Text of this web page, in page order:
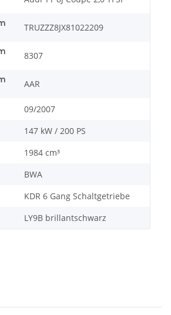
TRUZZZ8JX81022209
8307
AAR
09/2007
147 kW / 200 PS
1984 cm³
BWA
KDR 6 Gang Schaltgetriebe
LY9B brillantschwarz